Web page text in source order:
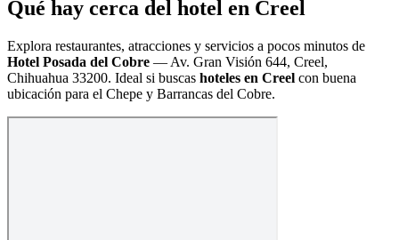
Qué hay cerca del hotel en Creel
Explora restaurantes, atracciones y servicios a pocos minutos de
Hotel Posada del Cobre — Av. Gran Visión 644, Creel,
Chihuahua 33200. Ideal si buscas hoteles en Creel con buena
ubicación para el Chepe y Barrancas del Cobre.